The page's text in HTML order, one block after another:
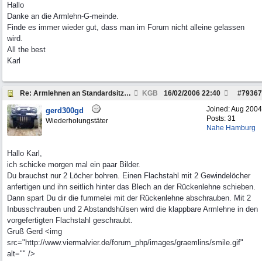
Hallo
Danke an die Armlehn-G-meinde.
Finde es immer wieder gut, dass man im Forum nicht alleine gelassen
wird.
All the best
Karl
Re: Armlehnen an Standardsitze ? KGB #79367
16/02/2006 22:40
Joined:Aug 2004
Posts: 31
Nahe Hamburg
gerd300gd
Wiederholungstäter
Hallo Karl,
ich schicke morgen mal ein paar Bilder.
Du brauchst nur 2 Löcher bohren. Einen Flachstahl mit 2 Gewindelöcher
anfertigen und ihn seitlich hinter das Blech an der Rückenlehne schieben.
Dann spart Du dir die fummelei mit der Rückenlehne abschrauben. Mit 2
Inbusschrauben und 2 Abstandshülsen wird die klappbare Armlehne in den
vorgefertigten Flachstahl geschraubt.
Gruß Gerd <img
src="http://www.viermalvier.de/forum_php/images/graemlins/smile.gif"
alt="" />